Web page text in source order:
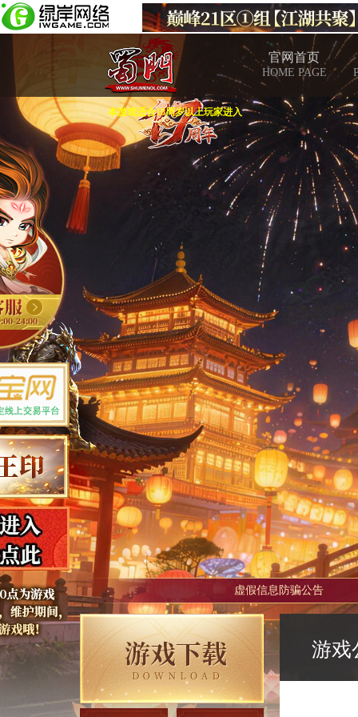
官网首页
HOME PAGE
本游戏适合18周岁以上玩家进入
虚假信息防骗公告
游戏